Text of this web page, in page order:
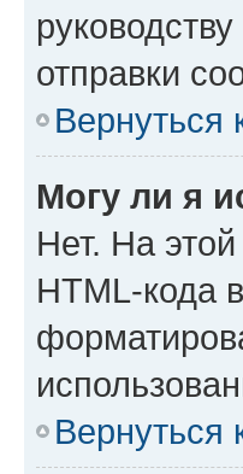
отправки
Вернуться
Могу ли я
Нет. На
HTML-кода
Вернуться